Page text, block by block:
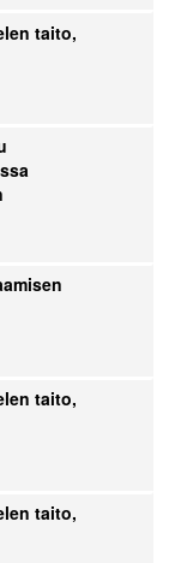
taito,
taito,
taito,